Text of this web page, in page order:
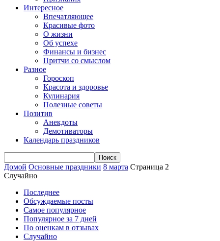
Интересное
Впечатляющее
Красивые фото
О жизни
Об успехе
Финансы и бизнес
Притчи со смыслом
Разное
Гороскоп
Красота и здоровье
Кулинария
Полезные советы
Позитив
Анекдоты
Демотиваторы
Календарь праздников
Домой Основные праздники 8 марта Страница 2
Случайно
Последнее
Обсуждаемые посты
Самое популярное
Популярное за 7 дней
По оценкам в отзывах
Случайно